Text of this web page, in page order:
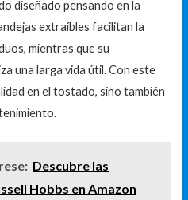
diseñado pensando en la
extraíbles facilitan la
mientras que su
una larga vida útil. Con este
en el tostado, sino también
Descubre las
Hobbs en Amazon